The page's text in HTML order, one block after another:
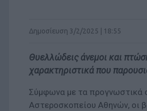
Δημοσίευση 3/2/2025 | 18:55
Θυελλώδεις άνεμοι και
χαρακτηριστικά που
Σύμφωνα με τα προγνωστικά
Αστεροσκοπείου Αθηνών, οι